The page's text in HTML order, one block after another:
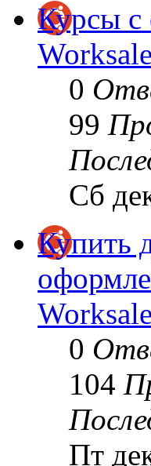
Курсы с
Worksale
0
99
Сб
Купить
Worksale
0
104
Пт